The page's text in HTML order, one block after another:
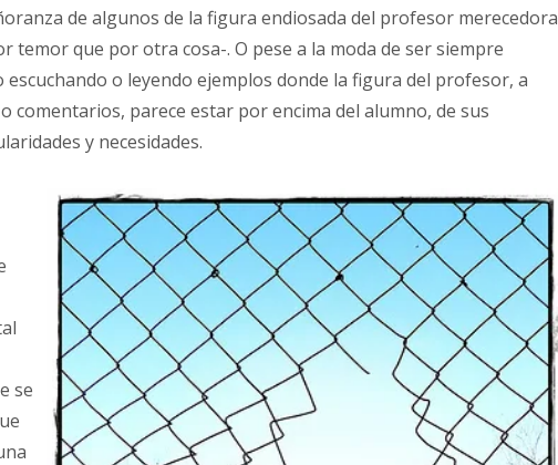
de algunos de la figura endiosada del profesor merecedora
temor que por otra cosa-. O pese a la moda de ser siempre
o leyendo ejemplos donde la figura del profesor, a
comentarios, parece estar por encima del alumno, de sus
y necesidades.
se